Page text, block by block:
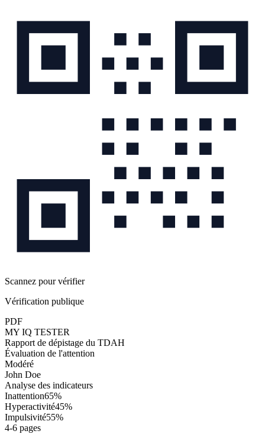
Scannez pour vérifier
Vérification publique
PDF
MY IQ TESTER
Rapport de dépistage du TDAH
Évaluation de l'attention
Modéré
John Doe
Analyse des indicateurs
Inattention65%
Hyperactivité45%
Impulsivité55%
4-6 pages